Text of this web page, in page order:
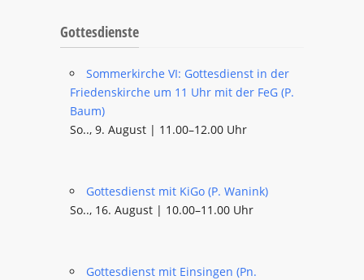
Gottesdienste
Sommerkirche VI: Gottesdienst in der
Friedenskirche um 11 Uhr mit der FeG (P.
Baum)
So.., 9. August | 11.00–12.00 Uhr
Gottesdienst mit KiGo (P. Wanink)
So.., 16. August | 10.00–11.00 Uhr
Gottesdienst mit Einsingen (Pn.